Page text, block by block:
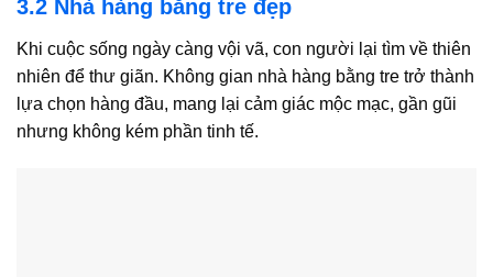
3.2 Nhà hàng bằng tre đẹp
Khi cuộc sống ngày càng vội vã, con người lại tìm về thiên
nhiên để thư giãn. Không gian nhà hàng bằng tre trở thành
lựa chọn hàng đầu, mang lại cảm giác mộc mạc, gần gũi
nhưng không kém phần tinh tế.